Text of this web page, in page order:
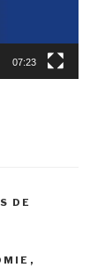
07:23
DE
,